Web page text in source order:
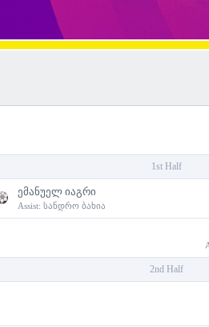
1st Half
ემანუელ იაგრი
Assist: სანდრო ბახია
2nd Half